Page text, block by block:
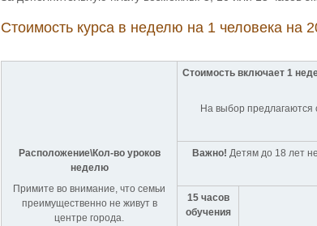
Стоимость курса в неделю на 1 человека на
Расположение\Кол-во уроков
неделю
Примите во внимание, что семьи
преимущественно не живут в
центре города.
Стоимость включает 1
На выбор предлагаются
Важно! Детям до 18 лет
15 часов
обучения